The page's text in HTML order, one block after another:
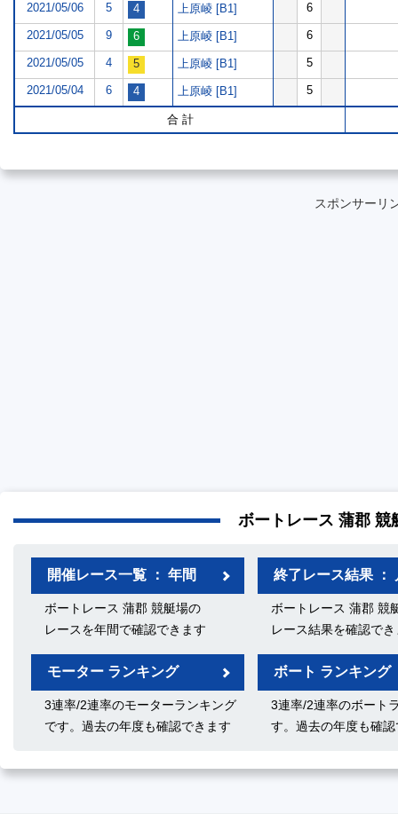
2021/05/06 5 上原崚 [B1] 6
2021/05/05 9 上原崚 [B1] 6
2021/05/05 4 上原崚 [B1] 5
2021/05/04 6 上原崚 [B1] 5
合 計
スポンサーリ
ボートレース 蒲郡 競
開催レース一覧 ： 年間
ボートレース 蒲郡 競艇場の
レースを年間で確認できます
終了レース結果 ：
ボートレース 蒲郡 競
レース結果を確認で
モーター ランキング
3連率/2連率のモーターランキング
です。過去の年度も確認できます
ボート ランキング
3連率/2連率のボート
す。過去の年度も確